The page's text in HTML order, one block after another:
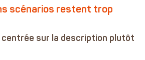
scénarios restent trop
sur la description plutôt